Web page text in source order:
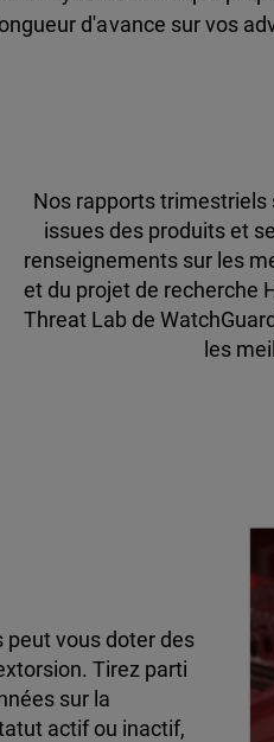
d'avance sur vos
Nos rapports trimestriels
issues des produits et
renseignements sur les
et du projet de recherche
Threat Lab de
les
vous doter des
Tirez parti
sur la
actif ou inactif,